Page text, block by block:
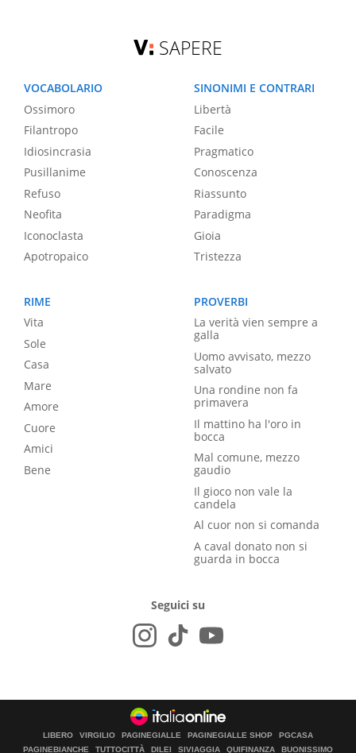
SAPERE
VOCABOLARIO
Ossimoro
Filantropo
Idiosincrasia
Pusillanime
Refuso
Neofita
Iconoclasta
Apotropaico
SINONIMI E CONTRARI
Libertà
Facile
Pragmatico
Conoscenza
Riassunto
Paradigma
Gioia
Tristezza
RIME
Vita
Sole
Casa
Mare
Amore
Cuore
Amici
Bene
PROVERBI
La verità vien sempre a
galla
Uomo avvisato, mezzo
salvato
Una rondine non fa
primavera
Il mattino ha l'oro in
bocca
Mal comune, mezzo
gaudio
Il gioco non vale la
candela
Al cuor non si comanda
A caval donato non si
guarda in bocca
Seguici su
LIBERO VIRGILIO PAGINEGIALLE PAGINEGIALLE SHOP
PGCASA
PAGINEBIANCHE
TUTTOCITTÀ DILEI SIVIAGGIA QUIFINANZA BUONISSIMO